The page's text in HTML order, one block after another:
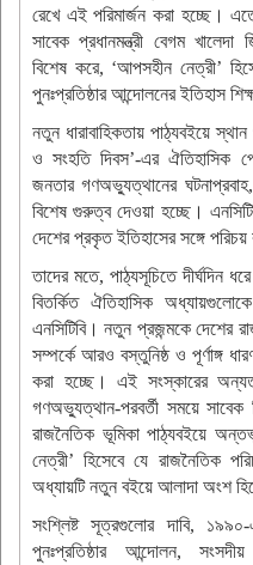
রেখে এই পরিমার্জন করা হচ্ছে।
সাবেক প্রধানমন্ত্রী বেগম খালেদা
বিশেষ করে, ‘আপসহীন নেত্রী’
পুনঃপ্রতিষ্ঠার আন্দোলনের ইতিহাস
নতুন ধারাবাহিকতায় পাঠ্যবইয়ে
ও সংহতি দিবস’-এর ঐতিহাসিক
জনতার গণঅভ্যুত্থানের
বিশেষ গুরুত্ব দেওয়া হচ্ছে।
দেশের প্রকৃত ইতিহাসের সঙ্গে
তাদের মতে, পাঠ্যসূচিতে দীর্ঘদিন
বিতর্কিত ঐতিহাসিক
এনসিটিবি। নতুন প্রজন্মকে দেশের
সম্পর্কে আরও বস্তুনিষ্ঠ ও পূর্ণাঙ্গ
করা হচ্ছে। এই সংস্কারের
গণঅভ্যুত্থান-পরবর্তী সময়ে সাবেক
রাজনৈতিক ভূমিকা পাঠ্যবইয়ে
নেত্রী’ হিসেবে যে রাজনৈতিক
অধ্যায়টি নতুন বইয়ে আলাদা অংশ
সংশ্লিষ্ট সূত্রগুলোর দাবি,
পুনঃপ্রতিষ্ঠার আন্দোলন,